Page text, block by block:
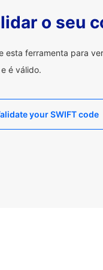
o seu
esta ferramenta para
é válido.
your SWIFT code